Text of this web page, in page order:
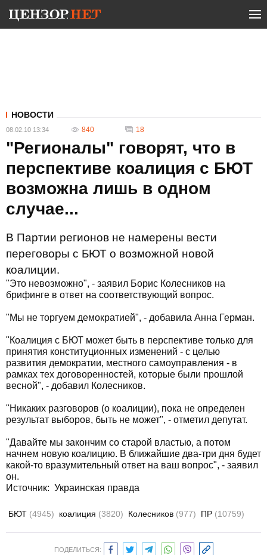
НОВОСТИ
08.02.10 13:34 840 18
"Регионалы" говорят, что в
перспективе коалиция с БЮТ
возможна лишь в одном
случае...
В Партии регионов не намерены вести
переговоры с БЮТ о возможной новой
коалиции.
"Это невозможно", - заявил Борис Колесников на
брифинге в ответ на соответствующий вопрос.
"Мы не торгуем демократией", - добавила Анна Герман.
"Коалиция с БЮТ может быть в перспективе только для
принятия конституционных изменений - с целью
развития демократии, местного самоуправления - в
рамках тех договоренностей, которые были прошлой
весной", - добавил Колесников.
"Никаких разговоров (о коалиции), пока не определен
результат выборов, быть не может", - отметил депутат.
"Давайте мы закончим со старой властью, а потом
начнем новую коалицию. В ближайшие два-три дня будет
какой-то вразумительный ответ на ваш вопрос", - заявил
он.
Источник: Украинская правда
БЮТ (4945) коалиция (3820) Колесников (977) ПР (10759)
ПОДЕЛИТЬСЯ: